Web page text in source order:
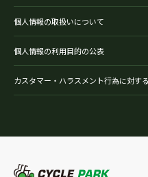
個人情報の取扱いについて
個人情報の利用目的の公表
カスタマー・ハラスメント行為に対す